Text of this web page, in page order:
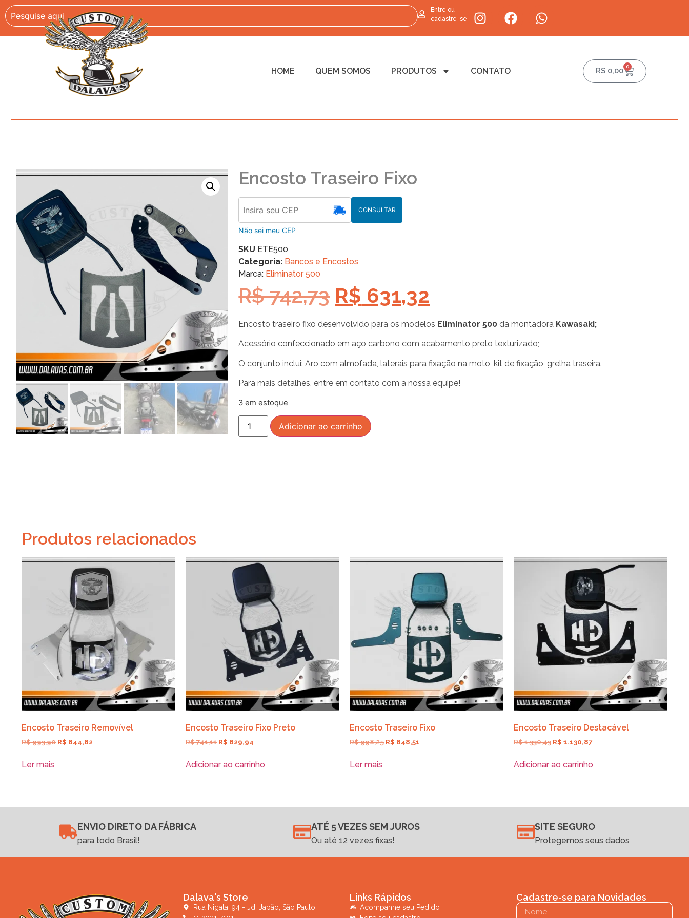
Entre ou
cadastre-se
HOME QUEM SOMOS PRODUTOS CONTATO R$ 0,00 0
Encosto Traseiro Fixo
CONSULTAR
Não sei meu CEP
SKU ETE500
Categoria: Bancos e Encostos
Marca: Eliminator 500
R$742,73 R$ 631,32
Encosto traseiro fixo desenvolvido para os modelos Eliminator 500 da montadora Kawasaki;
Acessório confeccionado em aço carbono com acabamento preto texturizado;
O conjunto inclui: Aro com almofada, laterais para fixação na moto, kit de fixação, grelha traseira.
Para mais detalhes, entre em contato com a nossa equipe!
3 em estoque
Adicionar ao carrinho
Produtos relacionados
Encosto Traseiro Removível
R$993,90 R$ 844,82
Ler mais
Encosto Traseiro Fixo Preto
R$741,11 R$ 629,94
Adicionar ao carrinho
Encosto Traseiro Fixo
R$998,25 R$ 848,51
Ler mais
Encosto Traseiro Destacável
R$1.330,43 R$ 1.130,87
Adicionar ao carrinho
ENVIO DIRETO DA FÁBRICA
para todo Brasil!
ATÉ 5 VEZES SEM JUROS
Ou até 12 vezes fixas!
SITE SEGURO
Protegemos seus dados
Dalava's Store
Rua Nigata, 94 - Jd. Japão, São Paulo
Links Rápidos
Acompanhe seu Pedido
Cadastre-se para Novidades